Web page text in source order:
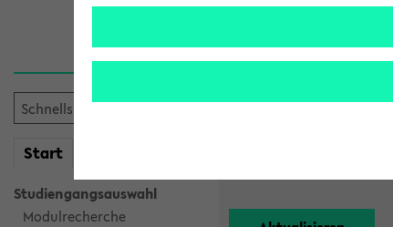
Start
Studiengangsauswahl
Modulrecherche
Alle